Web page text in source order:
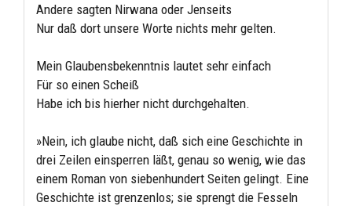
Andere sagten Nirwana oder Jenseits
Nur daß dort unsere Worte nichts mehr gelten.
Mein Glaubensbekenntnis lautet sehr einfach
Für so einen Scheiß
Habe ich bis hierher nicht durchgehalten.
»Nein, ich glaube nicht, daß sich eine Geschichte in
drei Zeilen einsperren läßt, genau so wenig, wie das
einem Roman von siebenhundert Seiten gelingt. Eine
Geschichte ist grenzenlos; sie sprengt die Fesseln